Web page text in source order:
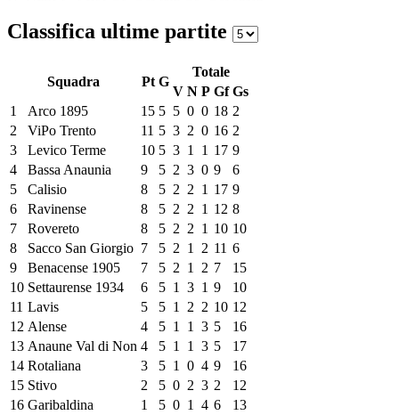
Classifica ultime partite
Squadra Pt G
Totale
V N P Gf Gs
1
Arco 1895 15 5 5 0 0 18 2
2
ViPo Trento 11 5 3 2 0 16 2
3
Levico Terme 10 5 3 1 1 17 9
4
Bassa Anaunia 9 5 2 3 0 9
6
5
Calisio 8 5 2 2 1 17 9
6
Ravinense 8 5 2 2 1 12 8
7
Rovereto 8 5 2 2 1 10 10
8
Sacco San Giorgio 7 5 2 1 2 11 6
9
Benacense 1905 7 5 2 1 2 7
15
10 Settaurense 1934 6 5 1 3 1 9
10
11 Lavis 5 5 1 2 2 10 12
12 Alense 4 5 1 1 3 5
16
13 Anaune Val di Non 4 5 1 1 3 5
17
14 Rotaliana 3 5 1 0 4 9
16
15 Stivo 2 5 0 2 3 2
12
16 Garibaldina 1 5 0 1 4 6
13